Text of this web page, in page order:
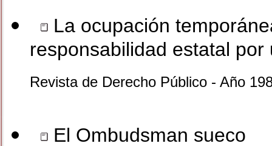
La ocupación
responsabilidad estatal
Revista de Derecho Público - Año
El Ombudsman sueco